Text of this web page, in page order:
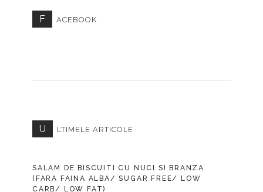
F ACEBOOK
U LTIMELE ARTICOLE
SALAM DE BISCUITI CU NUCI SI BRANZA
(FARA FAINA ALBA/ SUGAR FREE/ LOW
CARB/ LOW FAT)